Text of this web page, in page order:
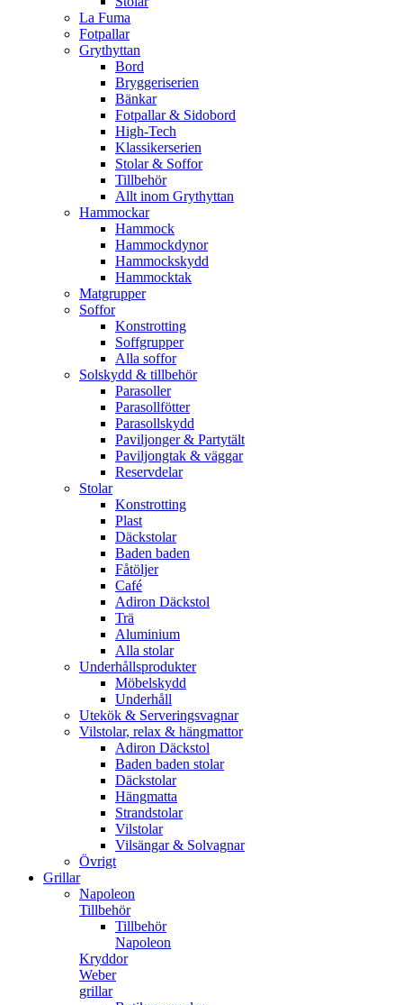
La Fuma
Fotpallar
Grythyttan
Bord
Bryggeriserien
Bänkar
Fotpallar & Sidobord
High-Tech
Klassikerserien
Stolar & Soffor
Tillbehör
Allt inom Grythyttan
Hammockar
Hammock
Hammockdynor
Hammockskydd
Hammocktak
Matgrupper
Soffor
Konstrotting
Soffgrupper
Alla soffor
Solskydd & tillbehör
Parasoller
Parasollfötter
Parasollskydd
Paviljonger & Partytält
Paviljongtak & väggar
Reservdelar
Stolar
Konstrotting
Plast
Däckstolar
Baden baden
Fåtöljer
Café
Adiron Däckstol
Trä
Aluminium
Alla stolar
Underhållsprodukter
Möbelskydd
Underhåll
Utekök & Serveringsvagnar
Vilstolar, relax & hängmattor
Adiron Däckstol
Baden baden stolar
Däckstolar
Hängmatta
Strandstolar
Vilstolar
Vilsängar & Solvagnar
Övrigt
Grillar
Napoleon
Tillbehör
Tillbehör
Napoleon
Kryddor
Weber
grillar